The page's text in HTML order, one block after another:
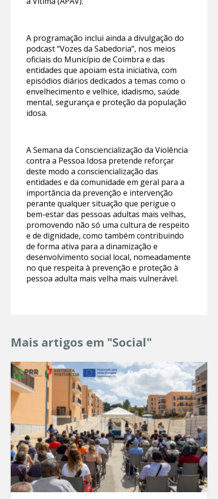
A programação inclui ainda a divulgação do
podcast “Vozes da Sabedoria”, nos meios
oficiais do Município de Coimbra e das
entidades que apoiam esta iniciativa, com
episódios diários dedicados a temas como o
envelhecimento e velhice, idadismo, saúde
mental, segurança e proteção da população
idosa.
A Semana da Consciencialização da Violência
contra a Pessoa Idosa pretende reforçar
deste modo a consciencialização das
entidades e da comunidade em geral para a
importância da prevenção e intervenção
perante qualquer situação que perigue o
bem-estar das pessoas adultas mais velhas,
promovendo não só uma cultura de respeito
e de dignidade, como também contribuindo
de forma ativa para a dinamização e
desenvolvimento social local, nomeadamente
no que respeita à prevenção e proteção à
pessoa adulta mais velha mais vulnerável.
Mais artigos em "Social"